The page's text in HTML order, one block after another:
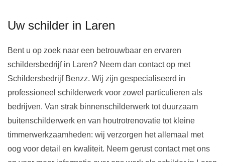
Uw schilder in Laren
Bent u op zoek naar een betrouwbaar en ervaren
schildersbedrijf in Laren? Neem dan contact op met
Schildersbedrijf Benzz. Wij zijn gespecialiseerd in
professioneel schilderwerk voor zowel particulieren als
bedrijven. Van strak binnenschilderwerk tot duurzaam
buitenschilderwerk en van houtrotrenovatie tot kleine
timmerwerkzaamheden: wij verzorgen het allemaal met
oog voor detail en kwaliteit. Neem gerust contact met ons